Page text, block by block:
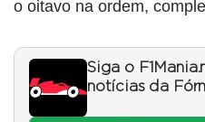
o oitavo na ordem,
Siga o
notícias da